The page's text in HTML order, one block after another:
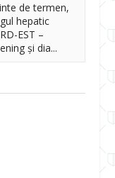
de termen,
hepatic
EST –
și dia...